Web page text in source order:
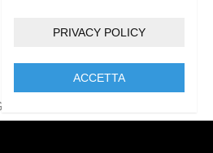
PRIVACY POLICY
ACCETTA
2021